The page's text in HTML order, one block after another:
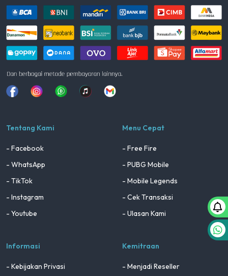
FacebookInstagramWhatsapp
Tiktok youtube
Tentang Kami
- Facebook
- WhatsApp
- TikTok
- Instagram
- Youtube
Informasi
- Kebijakan Privasi
Menu Cepat
- Free Fire
- PUBG Mobile
- Mobile Legends
- Cek Transaksi
- Ulasan Kami
Kemitraan
- Menjadi Reseller